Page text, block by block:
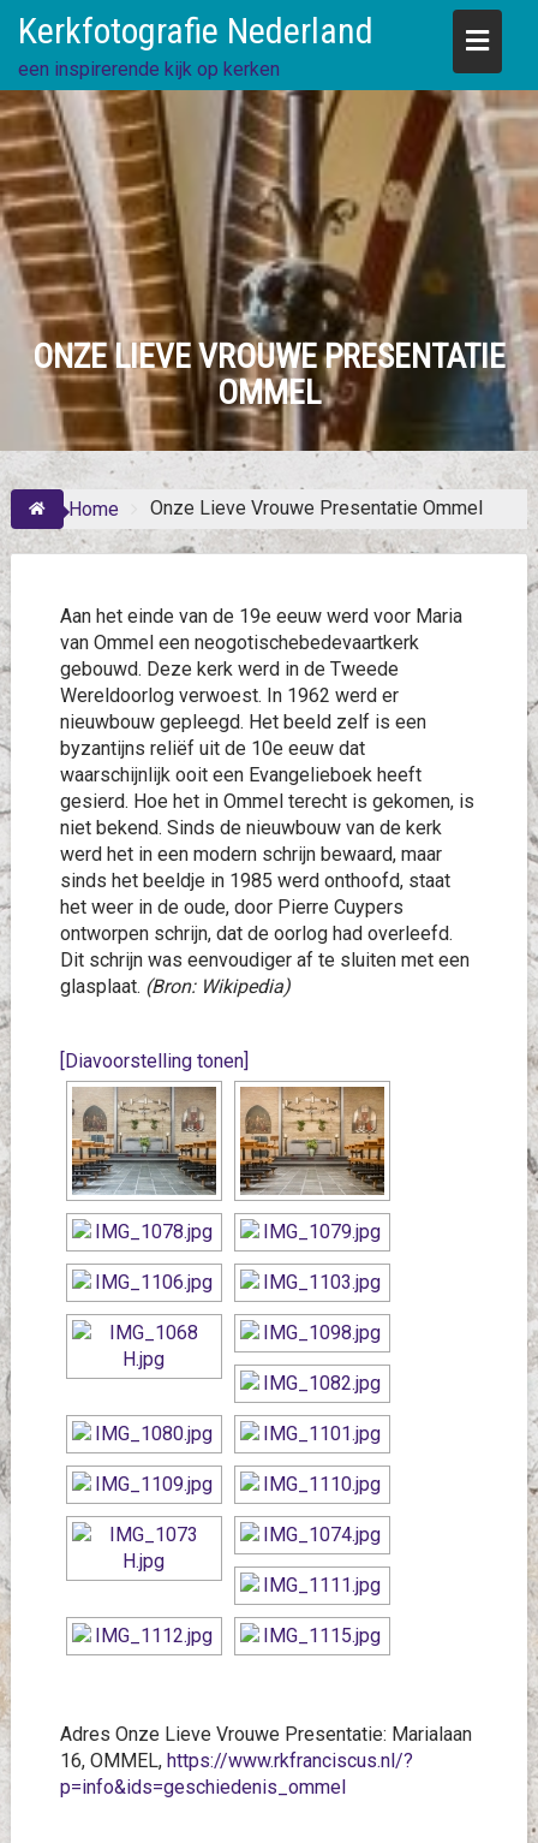
content
Kerkfotografie Nederland
een inspirerende kijk op kerken
ONZE LIEVE VROUWE PRESENTATIE
OMMEL
Home Onze Lieve Vrouwe Presentatie Ommel
Aan het einde van de 19e eeuw werd voor Maria
van Ommel een neogotischebedevaartkerk
gebouwd. Deze kerk werd in de Tweede
Wereldoorlog verwoest. In 1962 werd er
nieuwbouw gepleegd. Het beeld zelf is een
byzantijns reliëf uit de 10e eeuw dat
waarschijnlijk ooit een Evangelieboek heeft
gesierd. Hoe het in Ommel terecht is gekomen, is
niet bekend. Sinds de nieuwbouw van de kerk
werd het in een modern schrijn bewaard, maar
sinds het beeldje in 1985 werd onthoofd, staat
het weer in de oude, door Pierre Cuypers
ontworpen schrijn, dat de oorlog had overleefd.
Dit schrijn was eenvoudiger af te sluiten met een
glasplaat. (Bron: Wikipedia)
[Diavoorstelling tonen]
Adres Onze Lieve Vrouwe Presentatie: Marialaan
16, OMMEL, https://www.rkfranciscus.nl/?
p=info&ids=geschiedenis_ommel